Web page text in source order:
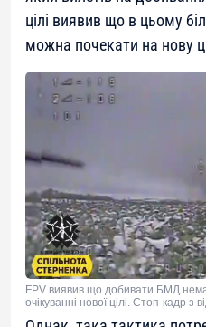
цілі виявив що в цьому
можна почекати на нову
FPV виявив що добивати БМД
очікуванні нової цілі. Стоп-кадр з